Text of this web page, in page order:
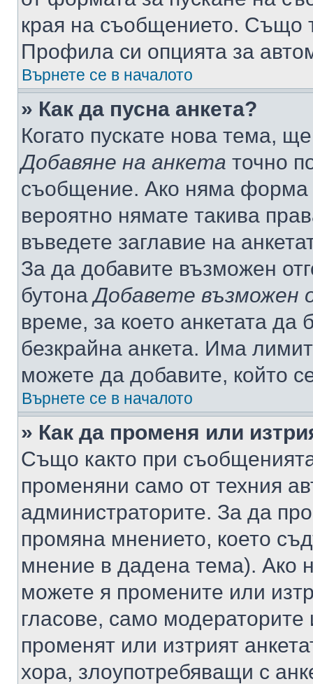
края на съобщението. Също
Профила си опцията за
Върнете се в началото
» Как да пусна анкета?
Когато пускате нова тема,
Добавяне на анкета точно
съобщение. Ако няма форма
вероятно нямате такива
въведете заглавие на
За да добавите възможен
бутонаДобавете възможен
време, за което анкетата да
безкрайна анкета. Има
можете да добавите, който
Върнете се в началото
» Как да променя или
Също както при
променяни само от техния
администраторите. За да
промяна мнението, което
мнение в дадена тема). Ако
можете я промените или
гласове, само
променят или изтрият
хора, злоупотребяващи с